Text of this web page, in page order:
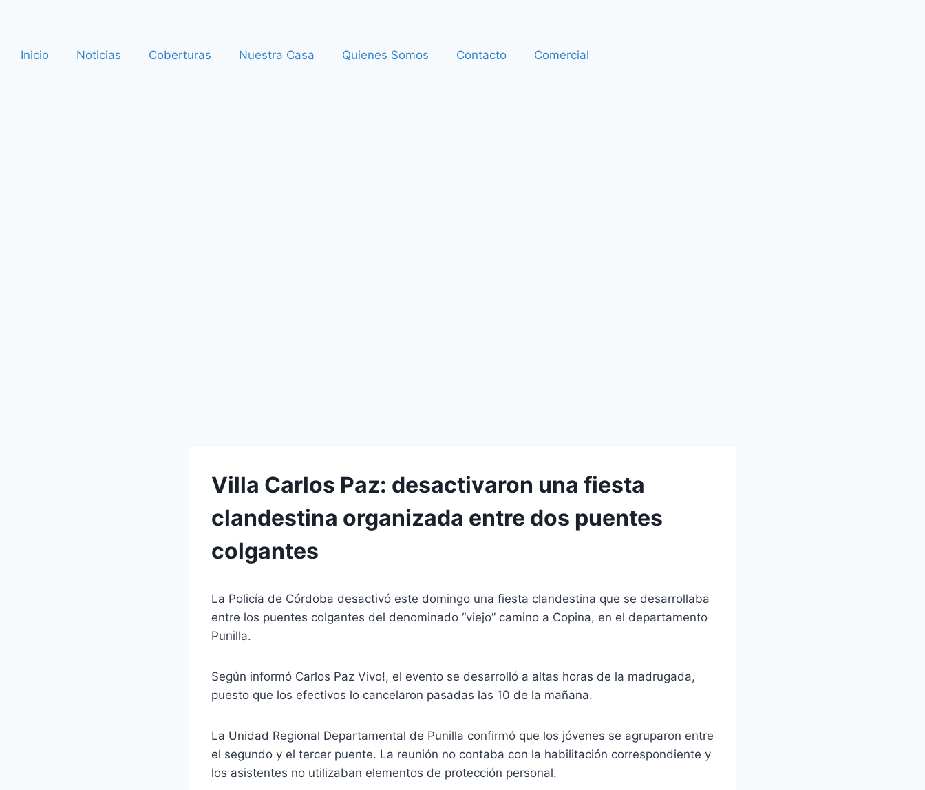
Inicio Noticias Coberturas Nuestra Casa Quienes Somos Contacto Comercial
Villa Carlos Paz: desactivaron una fiesta
clandestina organizada entre dos puentes
colgantes
La Policía de Córdoba desactivó este domingo una fiesta clandestina que se desarrollaba
entre los puentes colgantes del denominado “viejo” camino a Copina, en el departamento
Punilla.
Según informó Carlos Paz Vivo!, el evento se desarrolló a altas horas de la madrugada,
puesto que los efectivos lo cancelaron pasadas las 10 de la mañana.
La Unidad Regional Departamental de Punilla confirmó que los jóvenes se agruparon entre
el segundo y el tercer puente. La reunión no contaba con la habilitación correspondiente y
los asistentes no utilizaban elementos de protección personal.